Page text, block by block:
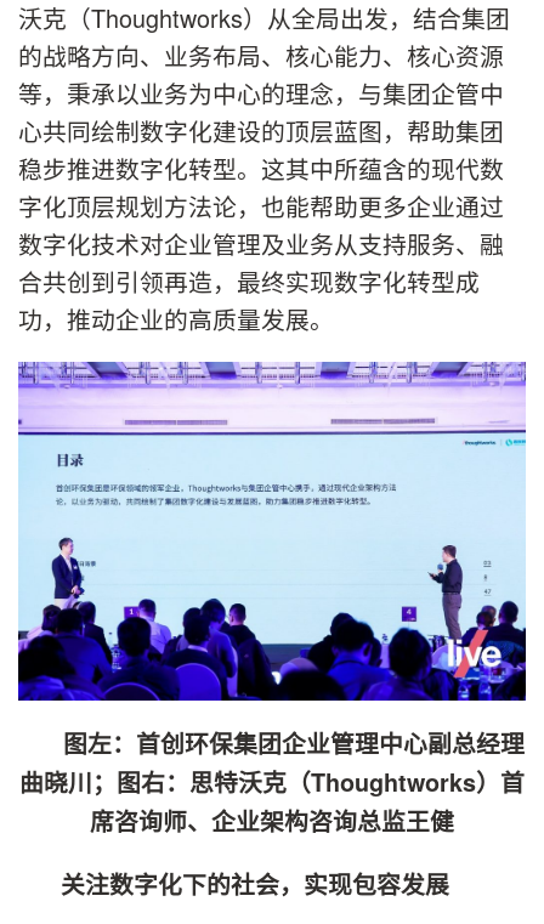
沃克（Thoughtworks）从全局出发，结合集团
的战略方向、业务布局、核心能力、核心资源
等，秉承以业务为中心的理念，与集团企管中
心共同绘制数字化建设的顶层蓝图，帮助集团
稳步推进数字化转型。这其中所蕴含的现代数
字化顶层规划方法论，也能帮助更多企业通过
数字化技术对企业管理及业务从支持服务、融
合共创到引领再造，最终实现数字化转型成
功，推动企业的高质量发展。
图左：首创环保集团企业管理中心副总经理
曲晓川；图右：思特沃克（Thoughtworks）首
席咨询师、企业架构咨询总监王健
关注数字化下的社会，实现包容发展